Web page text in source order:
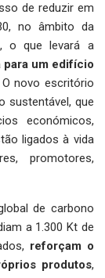
de reduzir em
no âmbito da
o que levará a
para um edifício
O novo escritório
sustentável, que
económicos,
ligados à vida
promotores,
de carbono
a 1.300 Kt de
reforçam o
produtos,